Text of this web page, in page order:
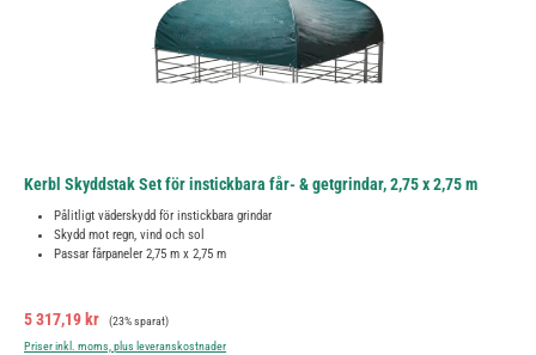
Kerbl Skyddstak Set för instickbara får- & getgrindar, 2,75 x 2,75 m
Pålitligt väderskydd för instickbara grindar
Skydd mot regn, vind och sol
Passar fårpaneler 2,75 m x 2,75 m
Försäljningspris:
5 317,19 kr Ordinarie pris:
(23% sparat)
Priser inkl. moms, plus leveranskostnader